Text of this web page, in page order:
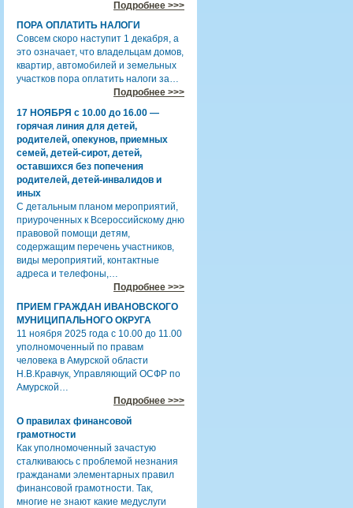
Подробнее >>>
ПОРА ОПЛАТИТЬ НАЛОГИ
Совсем скоро наступит 1 декабря, а
это означает, что владельцам домов,
квартир, автомобилей и земельных
участков пора оплатить налоги за…
Подробнее >>>
17 НОЯБРЯ с 10.00 до 16.00 —
горячая линия для детей,
родителей, опекунов, приемных
семей, детей-сирот, детей,
оставшихся без попечения
родителей, детей-инвалидов и
иных
С детальным планом мероприятий,
приуроченных к Всероссийскому дню
правовой помощи детям,
содержащим перечень участников,
виды мероприятий, контактные
адреса и телефоны,…
Подробнее >>>
ПРИЕМ ГРАЖДАН ИВАНОВСКОГО
МУНИЦИПАЛЬНОГО ОКРУГА
11 ноября 2025 года с 10.00 до 11.00
уполномоченный по правам
человека в Амурской области
Н.В.Кравчук, Управляющий ОСФР по
Амурской…
Подробнее >>>
О правилах финансовой
грамотности
Как уполномоченный зачастую
сталкиваюсь с проблемой незнания
гражданами элементарных правил
финансовой грамотности. Так,
многие не знают какие медуслуги